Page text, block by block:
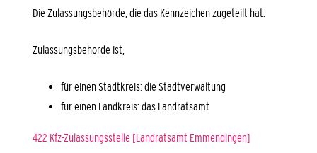
Die Zulassungsbehörde, die das Kennzeichen zugeteilt hat.
Zulassungsbehörde ist,
für einen Stadtkreis: die Stadtverwaltung
für einen Landkreis: das Landratsamt
422 Kfz-Zulassungsstelle [Landratsamt Emmendingen]